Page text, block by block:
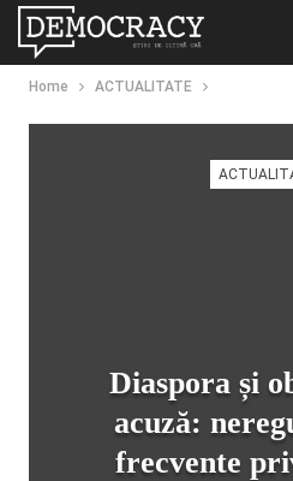
Home ACTUALITATE
Diaspora și
acuză:
frecvente